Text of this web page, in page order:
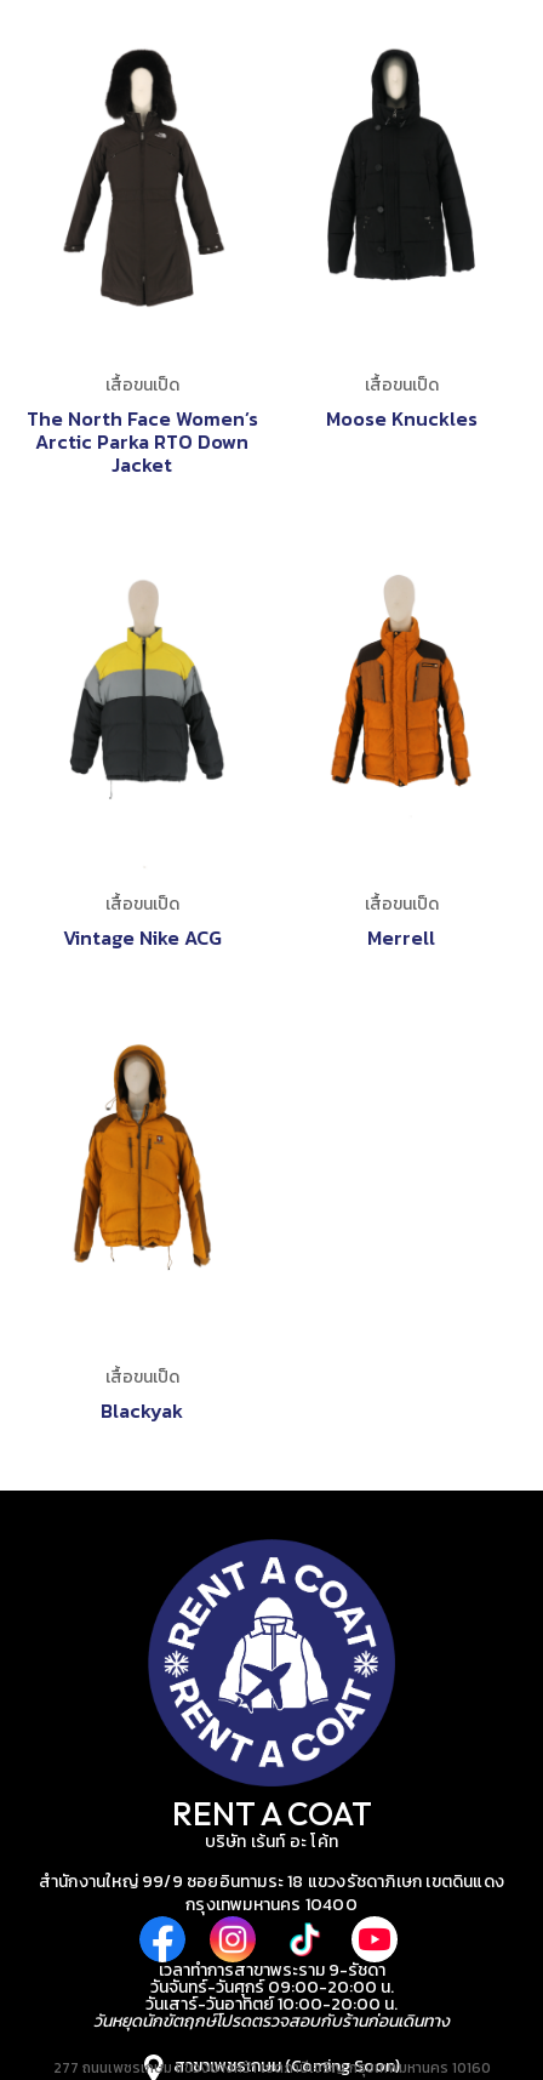
เสื้อขนเป็ด
The North Face Women’s
Arctic Parka RTO Down
Jacket
เสื้อขนเป็ด
Moose Knuckles
เสื้อขนเป็ด
Vintage Nike ACG
เสื้อขนเป็ด
Merrell
เสื้อขนเป็ด
Blackyak
RENT A COAT
บริษัท เร้นท์ อะ โค้ท
สำนักงานใหญ่ 99/9 ซอยอินทามระ 18 แขวงรัชดาภิเษก เขตดินแดง
กรุงเทพมหานคร 10400
เวลาทำการสาขาพระราม 9-รัชดา
วันจันทร์-วันศุกร์ 09:00-20:00 น.
วันเสาร์-วันอาทิตย์ 10:00-20:00 น.
วันหยุดนักขัตฤกษ์โปรดตรวจสอบกับร้านก่อนเดินทาง
สาขาเพชรเกษม (Coming Soon)
277 ถนนเพชรเกษม แขวงบางหว้า เขตภาษีเจริญ กรุงเทพมหานคร 10160